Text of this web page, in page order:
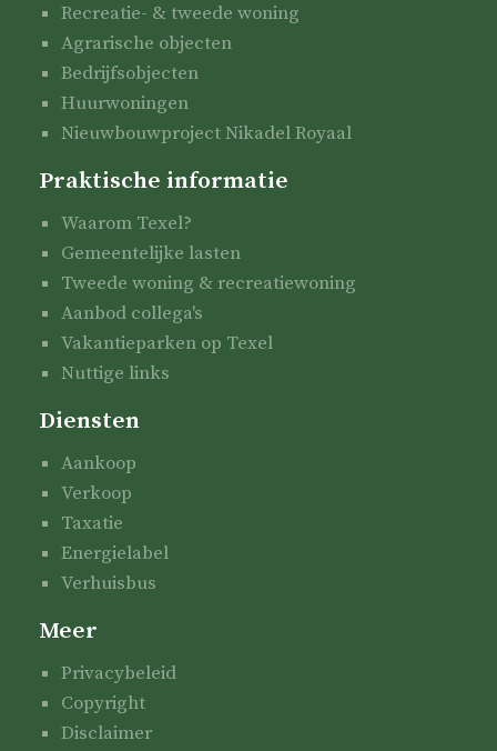
Recreatie- & tweede woning
Agrarische objecten
Bedrijfsobjecten
Huurwoningen
Nieuwbouwproject Nikadel Royaal
Praktische informatie
Waarom Texel?
Gemeentelijke lasten
Tweede woning & recreatiewoning
Aanbod collega's
Vakantieparken op Texel
Nuttige links
Diensten
Aankoop
Verkoop
Taxatie
Energielabel
Verhuisbus
Meer
Privacybeleid
Copyright
Disclaimer